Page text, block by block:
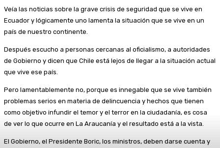
Veía las noticias sobre la grave crisis de seguridad que se vive en
Ecuador y lógicamente uno lamenta la situación que se vive en un
país de nuestro continente.
Después escucho a personas cercanas al oficialismo, a autoridades
de Gobierno y dicen que Chile está lejos de llegar a la situación actual
que vive ese país.
Pero lamentablemente no, porque es innegable que se vive también
problemas serios en materia de delincuencia y hechos que tienen
como objetivo infundir el temor y el terror en la ciudadanía, es cosa
de ver lo que ocurre en La Araucanía y el resultado está a la vista.
El Gobierno, el Presidente Boric, los ministros, deben darse cuenta y